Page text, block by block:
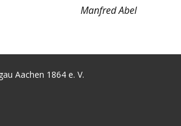
Manfred Abel
Aachen 1864 e. V.